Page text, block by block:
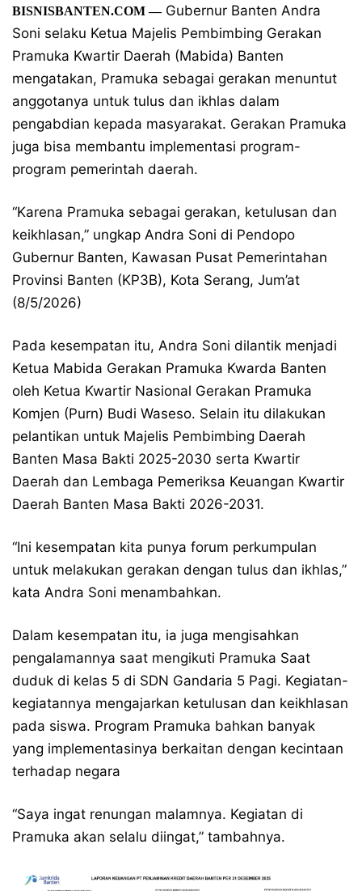
BISNISBANTEN.COM—Gubernur Banten Andra
Soni selaku Ketua Majelis Pembimbing Gerakan
Pramuka Kwartir Daerah (Mabida) Banten
mengatakan, Pramuka sebagai gerakan menuntut
anggotanya untuk tulus dan ikhlas dalam
pengabdian kepada masyarakat. Gerakan Pramuka
juga bisa membantu implementasi program-
program pemerintah daerah.
“Karena Pramuka sebagai gerakan, ketulusan dan
keikhlasan,” ungkap Andra Soni di Pendopo
Gubernur Banten, Kawasan Pusat Pemerintahan
Provinsi Banten (KP3B), Kota Serang, Jum’at
(8/5/2026)
Pada kesempatan itu, Andra Soni dilantik menjadi
Ketua Mabida Gerakan Pramuka Kwarda Banten
oleh Ketua Kwartir Nasional Gerakan Pramuka
Komjen (Purn) Budi Waseso. Selain itu dilakukan
pelantikan untuk Majelis Pembimbing Daerah
Banten Masa Bakti 2025-2030 serta Kwartir
Daerah dan Lembaga Pemeriksa Keuangan Kwartir
Daerah Banten Masa Bakti 2026-2031.
“Ini kesempatan kita punya forum perkumpulan
untuk melakukan gerakan dengan tulus dan ikhlas,”
kata Andra Soni menambahkan.
Dalam kesempatan itu, ia juga mengisahkan
pengalamannya saat mengikuti Pramuka Saat
duduk di kelas 5 di SDN Gandaria 5 Pagi. Kegiatan-
kegiatannya mengajarkan ketulusan dan keikhlasan
pada siswa. Program Pramuka bahkan banyak
yang implementasinya berkaitan dengan kecintaan
terhadap negara
“Saya ingat renungan malamnya. Kegiatan di
Pramuka akan selalu diingat,” tambahnya.